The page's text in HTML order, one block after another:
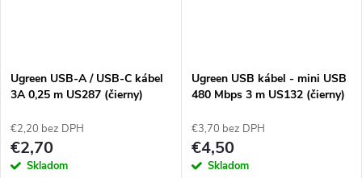
Ugreen USB-A / USB-C kábel
3A 0,25 m US287 (čierny)
€2,20 bez DPH
€2,70
Skladom
Ugreen USB kábel - mini USB
480 Mbps 3 m US132 (čierny)
€3,70 bez DPH
€4,50
Skladom